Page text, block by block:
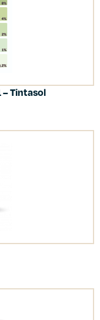
– Tintasol